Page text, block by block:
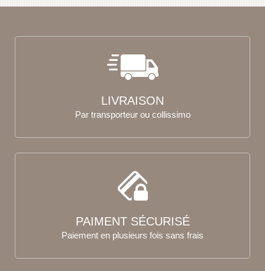
LIVRAISON
Par transporteur ou collissimo
PAIMENT SÉCURISÉ
Paiement en plusieurs fois sans frais